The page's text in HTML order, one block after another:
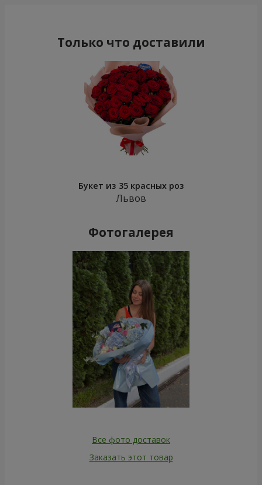
Только что доставили
Букет из 35 красных роз
Львов
Фотогалерея
Все фото доставок
Заказать этот товар